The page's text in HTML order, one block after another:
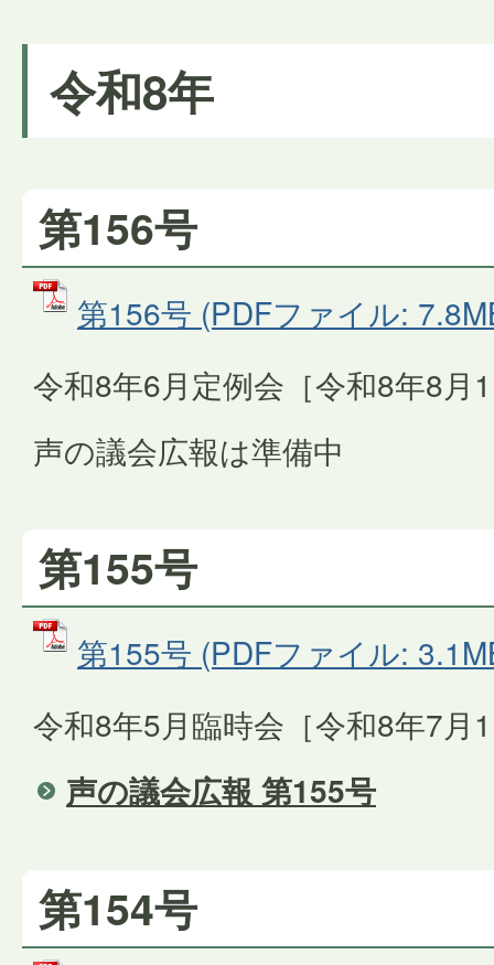
令和8年
第156号
第156号 (PDFファイル:
令和8年6月定例会［令和8年8月
声の議会広報は準備中
第155号
第155号 (PDFファイル:
令和8年5月臨時会［令和8年7月
声の議会広報 第155号
第154号